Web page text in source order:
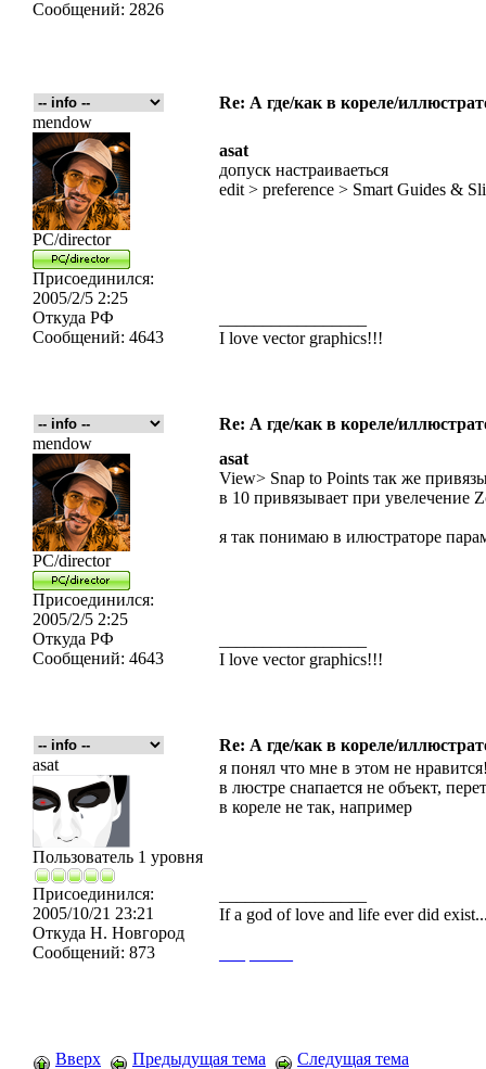
Сообщений: 2826
Re: А где/как в кореле/
mendow
PC/director
Присоединился:
2005/2/5 2:25
Откуда РФ
Сообщений: 4643
asat
допуск настраиваеться
edit > preference > Smart Guides &
I love vector graphics!!!
Re: А где/как в кореле/
mendow
PC/director
Присоединился:
2005/2/5 2:25
Откуда РФ
Сообщений: 4643
asat
View> Snap to Points так же
в 10 привязывает при увелечение
я так понимаю в илюстраторе
I love vector graphics!!!
Re: А где/как в кореле/
asat
Пользователь 1 уровня
Присоединился:
2005/10/21 23:21
Откуда Н. Новгород
Сообщений: 873
я понял что мне в этом не
в люстре снапается не объект,
в кореле не так, например
If a god of love and life ever did
Вверх Предыдущая тема Следущая тема